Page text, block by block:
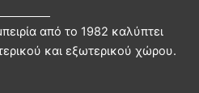
από το 1982 καλύπτει
και εξωτερικού χώρου.